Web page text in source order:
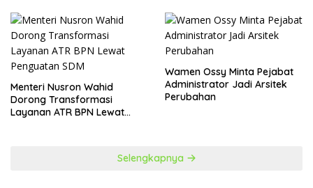
​Menteri Nusron Wahid
Dorong Transformasi
Layanan ATR BPN Lewat
Wamen Ossy Minta Pejabat
Administrator Jadi Arsitek
Perubahan
Selengkapnya